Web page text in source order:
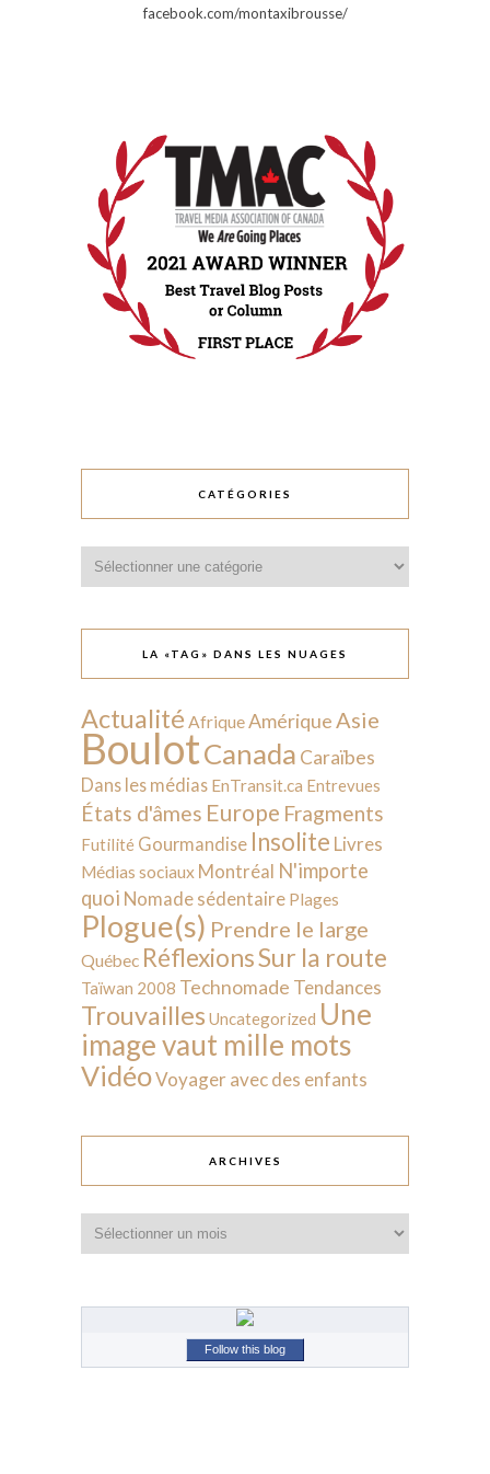
facebook.com/montaxibrousse/
CATÉGORIES
LA «TAG» DANS LES NUAGES
Actualité AfriqueAmérique Asie
BoulotCanada Caraïbes
Dans les médias EnTransit.ca Entrevues
États d'âmes Europe Fragments
Futilité Gourmandise Insolite Livres
Médias sociaux Montréal N'importe
quoi Nomade sédentaire Plages
Plogue(s) Prendre le large
Québec RéflexionsSur la route
Taïwan 2008 Technomade Tendances
Trouvailles Uncategorized Une
image vaut mille mots
VidéoVoyager avec des enfants
ARCHIVES
Follow this blog